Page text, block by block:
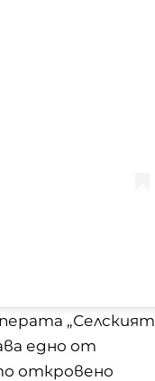
„Селският
едно от
откровено